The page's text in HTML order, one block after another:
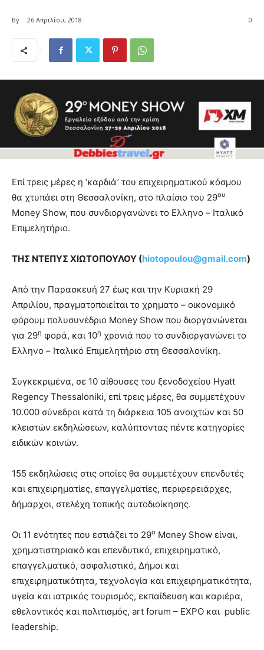
By 26 Απριλίου, 2018 0
Επί τρεις μέρες η ‘καρδιά’ του επιχειρηματικού κόσμου
θα χτυπάει στη Θεσσαλονίκη, στο πλαίσιο του 29ου
Money Show, που συνδιοργανώνει το Ελληνο – Ιταλικό
Επιμελητήριο.
ΤΗΣ ΝΤΕΠΥΣ ΧΙΩΤΟΠΟΥΛΟΥ (hiotopoulou@gmail.com)
Από την Παρασκευή 27 έως και την Κυριακή 29
Απριλίου, πραγματοποιείται το χρηματο – οικονομικό
φόρουμ πολυσυνέδριο Money Show που διοργανώνεται
για 29η φορά, και 10η χρονιά που το συνδιοργανώνει το
Ελληνο – Ιταλικό Επιμελητήριο στη Θεσσαλονίκη.
Συγκεκριμένα, σε 10 αίθουσες του ξενοδοχείου Hyatt
Regency Thessaloniki, επί τρεις μέρες, θα συμμετέχουν
10.000 σύνεδροι κατά τη διάρκεια 105 ανοιχτών και 50
κλειστών εκδηλώσεων, καλύπτοντας πέντε κατηγορίες
ειδικών κοινών.
155 εκδηλώσεις στις οποίες θα συμμετέχουν επενδυτές
και επιχειρηματίες, επαγγελματίες, περιφερειάρχες,
δήμαρχοι, στελέχη τοπικής αυτοδιοίκησης.
Οι 11 ενότητες που εστιάζει το 29ο Money Show είναι,
χρηματιστηριακό και επενδυτικό, επιχειρηματικό,
επαγγελματικό, ασφαλιστικό, Δήμοι και
επιχειρηματικότητα, τεχνολογία και επιχειρηματικότητα,
υγεία και ιατρικός τουρισμός, εκπαίδευση και καριέρα,
εθελοντικός και πολιτισμός, art forum – EXPO και public
leadership.